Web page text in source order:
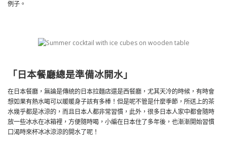
例子。
「日本餐廳總是準備冰開水」
在日本餐廳，無論是傳統的日本拉麵店還是西餐廳，尤其天冷的時候，有時會
想如果有熱水喝可以暖暖身子該有多棒！但是呢不管是什麼季節，所送上的茶
水幾乎都是冰涼的，而且日本人都非常習慣，此外，很多日本人家中都會隨時
放一些冰水在冰箱裡，方便隨時喝，小編在日本住了多年後，也漸漸開始習慣
口渴時來杯冰冰涼涼的開水了呢！